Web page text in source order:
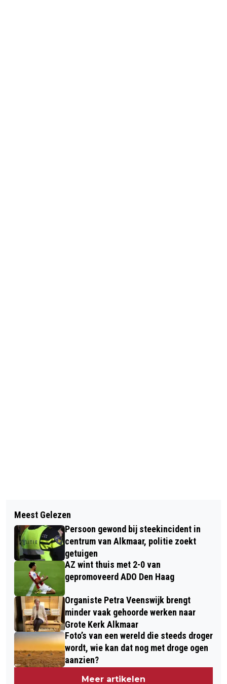
PERSOON ZWAARGEWOND BIJ
AANRIJDING MET TREIN OP STATION
ALKMAAR
REGEN EN WIND ZORGEN VOOR EXTRA
RISICO’S TIJDENS OUD EN NIEUW
Meest Gelezen
Persoon gewond bij steekincident in
centrum van Alkmaar, politie zoekt
getuigen
AZ wint thuis met 2-0 van
gepromoveerd ADO Den Haag
Organiste Petra Veenswijk brengt
minder vaak gehoorde werken naar
Grote Kerk Alkmaar
Foto’s van een wereld die steeds droger
wordt, wie kan dat nog met droge ogen
aanzien?
Meer artikelen